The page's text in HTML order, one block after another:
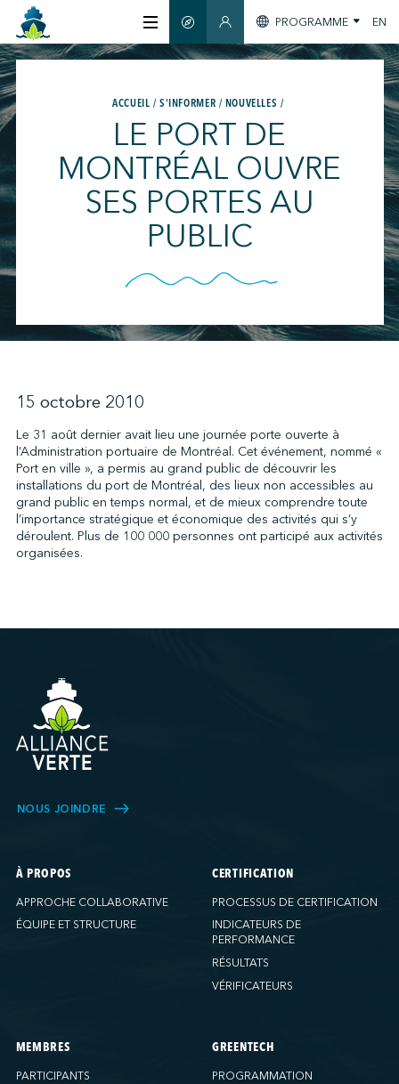
À PROPOS
CERTIFICATION
MEMBRES
GREENTECH
S'INFORMER
NOUS JOINDRE
↩︎
GUIDE INTELLIGENT
SECTION MEMBRES
PROGRAMME EN
ACCUEIL S'INFORMER NOUVELLES
LE PORT DE
MONTRÉAL OUVRE
SES PORTES AU
PUBLIC
15 octobre 2010
Le 31 août dernier avait lieu une journée porte ouverte à
l’Administration portuaire de Montréal. Cet événement, nommé «
Port en ville », a permis au grand public de découvrir les
installations du port de Montréal, des lieux non accessibles au
grand public en temps normal, et de mieux comprendre toute
l’importance stratégique et économique des activités qui s’y
déroulent. Plus de 100 000 personnes ont participé aux activités
organisées.
NOUS JOINDRE
À PROPOS
APPROCHE COLLABORATIVE
ÉQUIPE ET STRUCTURE
CERTIFICATION
PROCESSUS DE CERTIFICATION
INDICATEURS DE
PERFORMANCE
RÉSULTATS
VÉRIFICATEURS
MEMBRES
PARTICIPANTS
GREENTECH
PROGRAMMATION